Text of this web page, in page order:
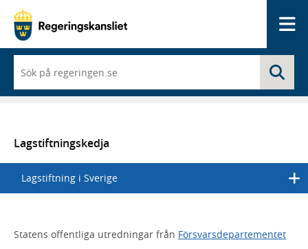
du
börjar
skriva
en
lista
med
sökförslag
Lagstiftningskedja
Lagstiftning i Sverige
Statens offentliga utredningar från Försvarsdepartementet